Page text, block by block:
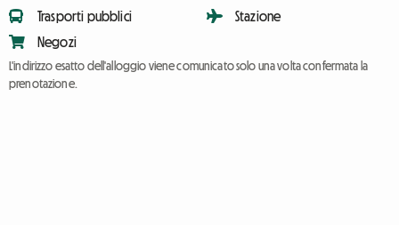
Trasporti pubblici
Negozi
Stazione
L'indirizzo esatto dell'alloggio viene comunicato solo una volta confermata la
prenotazione.